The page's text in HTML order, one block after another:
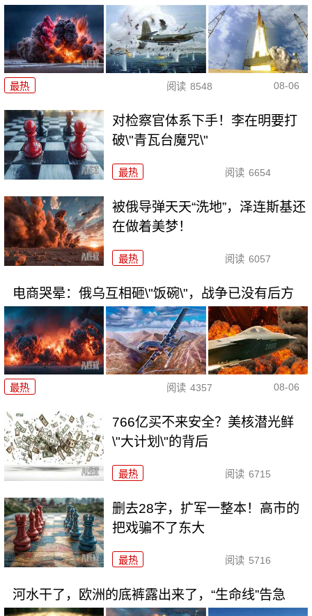
最热 阅读 8548 08-06
对检察官体系下手！李在明要打
破\"青瓦台魔咒\"
最热 阅读 6654
被俄导弹天天“洗地”，泽连斯基还
在做着美梦！
最热 阅读 6057
电商哭晕：俄乌互相砸\"饭碗\"，战争已没有后方
最热 阅读 4357 08-06
766亿买不来安全？美核潜光鲜
\"大计划\"的背后
最热 阅读 6715
删去28字，扩军一整本！高市的
把戏骗不了东大
最热 阅读 5716
河水干了，欧洲的底裤露出来了，“生命线”告急